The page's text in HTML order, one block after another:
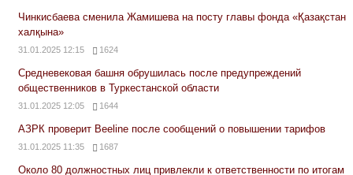
Чинкисбаева сменила Жамишева на посту главы фонда «Қазақстан
халқына»
31.01.2025 12:15 1624
Средневековая башня обрушилась после предупреждений
общественников в Туркестанской области
31.01.2025 12:05 1644
АЗРК проверит Beeline после сообщений о повышении тарифов
31.01.2025 11:35 1687
Около 80 должностных лиц привлекли к ответственности по итогам